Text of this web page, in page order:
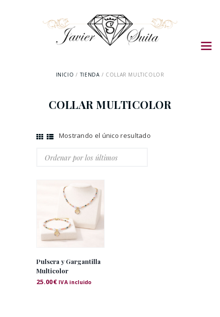
INICIO TIENDA COLLAR MULTICOLOR
COLLAR MULTICOLOR
Mostrando el único resultado
Pulsera y Gargantilla
Multicolor
25.00€ IVA incluido